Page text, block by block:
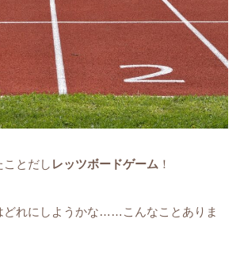
ことだし レッツボードゲーム ！
どれにしようかな……こんなことありま